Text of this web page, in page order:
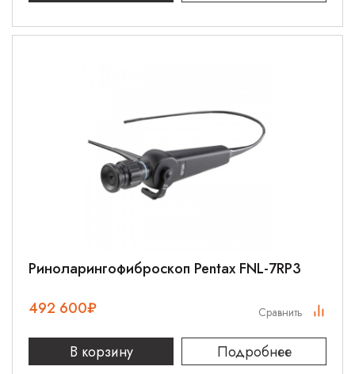
Риноларингофиброскоп Pentax FNL-7RP3
492 600₽
В корзину Подробнее
Сравнить